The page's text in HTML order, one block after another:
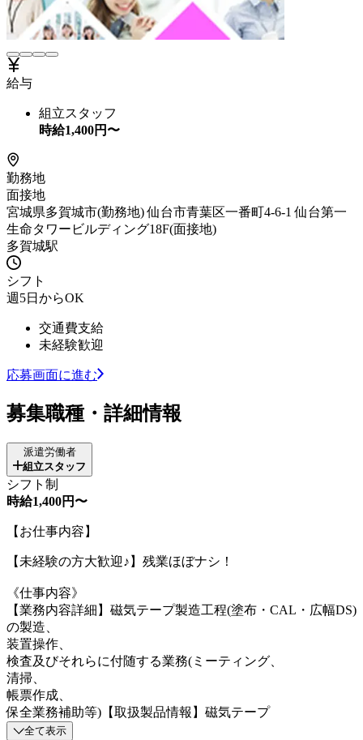
給与
組立スタッフ
時給1,400円〜
勤務地
面接地
宮城県多賀城市(勤務地) 仙台市青葉区一番町4-6-1 仙台第一
生命タワービルディング18F(面接地)
多賀城駅
シフト
週5日からOK
交通費支給
未経験歓迎
応募画面に進む
募集職種・詳細情報
派遣労働者
組立スタッフ
シフト制
時給1,400円〜
【お仕事内容】
【未経験の方大歓迎♪】残業ほぼナシ！
《仕事内容》
【業務内容詳細】磁気テープ製造工程(塗布・CAL・広幅DS)
の製造、
装置操作、
検査及びそれらに付随する業務(ミーティング、
清掃、
帳票作成、
保全業務補助等)【取扱製品情報】磁気テープ
全て表示